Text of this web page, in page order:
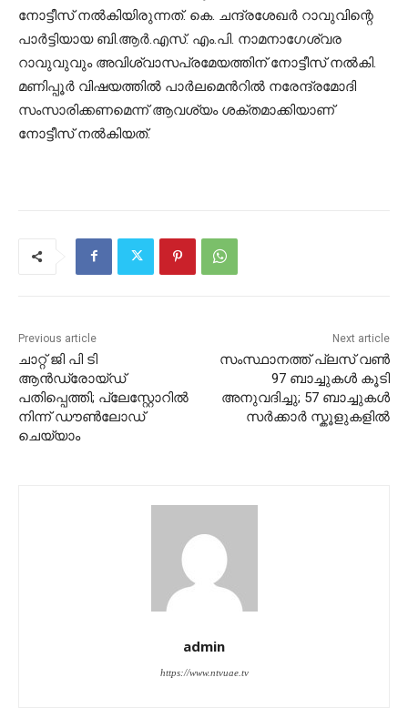
നോട്ടീസ് നല്‍കിയിരുന്നത്. കെ. ചന്ദ്രശേഖര്‍ റാവുവിന്റെ
പാര്‍ട്ടിയായ ബി.ആര്‍.എസ്. എം.പി. നാമനാഗേശ്വര
റാവുവുവും അവിശ്വാസപ്രമേയത്തിന് നോട്ടീസ് നല്‍കി.
മണിപ്പൂർ വിഷയത്തിൽ പാർലമെൻറിൽ നരേന്ദ്രമോദി
സംസാരിക്കണമെന്ന് ആവശ്യം ശക്തമാക്കിയാണ്
നോട്ടീസ് നൽകിയത്.
Previous article
ചാറ്റ് ജി പി ടി
ആന്‍ഡ്രോയ്ഡ്
പതിപ്പെത്തി; പ്ലേസ്റ്റോറില്‍
നിന്ന് ഡൗണ്‍ലോഡ്
ചെയ്യാം
Next article
സംസ്ഥാനത്ത് പ്ലസ് വൺ
97 ബാച്ചുകൾ കൂടി
അനുവദിച്ചു; 57 ബാച്ചുകൾ
സർക്കാർ സ്കൂളുകളിൽ
admin
https://www.ntvuae.tv